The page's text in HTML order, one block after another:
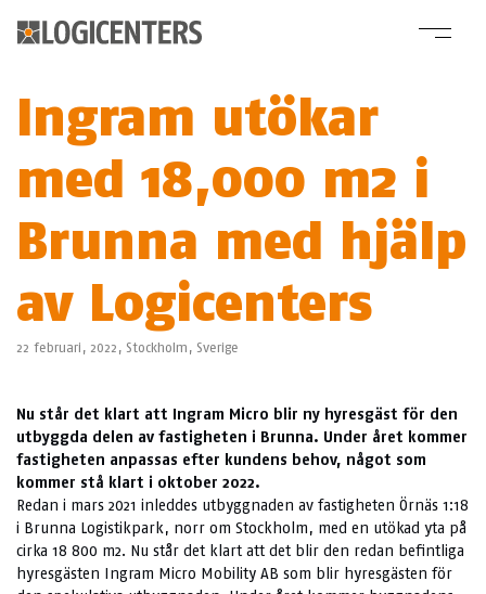
Ingram utökar
med 18,000 m2 i
Brunna med hjälp
av Logicenters
22 februari, 2022, Stockholm , Sverige
Nu står det klart att Ingram Micro blir ny hyresgäst för den
utbyggda delen av fastigheten i Brunna. Under året kommer
fastigheten anpassas efter kundens behov, något som
kommer stå klart i oktober 2022.
Redan i mars 2021 inleddes utbyggnaden av fastigheten Örnäs 1:18
i Brunna Logistikpark, norr om Stockholm, med en utökad yta på
cirka 18 800 m2. Nu står det klart att det blir den redan befintliga
hyresgästen Ingram Micro Mobility AB som blir hyresgästen för